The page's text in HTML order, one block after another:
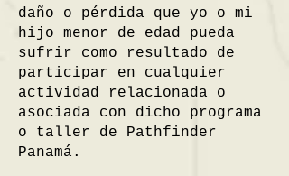
daño o pérdida que yo o mi
hijo menor de edad pueda
sufrir como resultado de
participar en cualquier
actividad relacionada o
asociada con dicho programa
o taller de Pathfinder
Panamá.